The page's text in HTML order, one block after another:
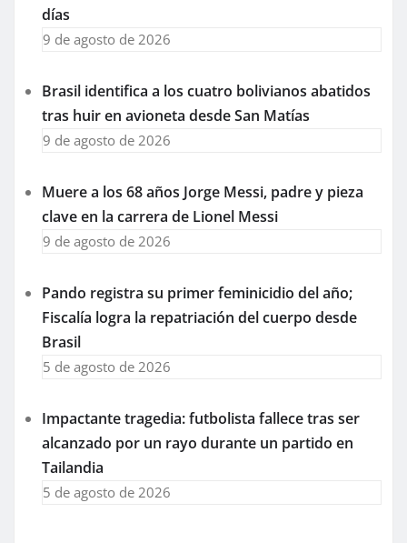
días
9 de agosto de 2026
Brasil identifica a los cuatro bolivianos abatidos
tras huir en avioneta desde San Matías
9 de agosto de 2026
Muere a los 68 años Jorge Messi, padre y pieza
clave en la carrera de Lionel Messi
9 de agosto de 2026
Pando registra su primer feminicidio del año;
Fiscalía logra la repatriación del cuerpo desde
Brasil
5 de agosto de 2026
Impactante tragedia: futbolista fallece tras ser
alcanzado por un rayo durante un partido en
Tailandia
5 de agosto de 2026